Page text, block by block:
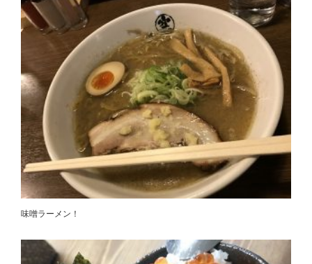
味噌ラーメン！